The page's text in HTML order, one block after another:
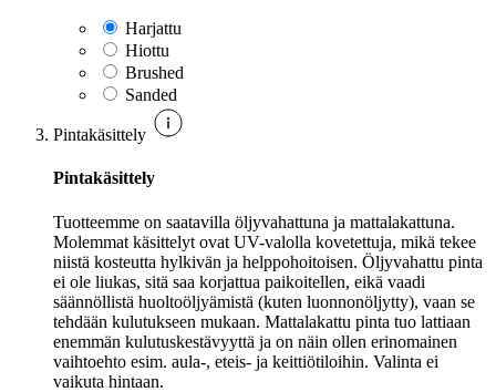
Harjattu
Hiottu
Brushed
Sanded
Pintakäsittely
Pintakäsittely
Tuotteemme on saatavilla öljyvahattuna ja mattalakattuna.
Molemmat käsittelyt ovat UV-valolla kovetettuja, mikä tekee
niistä kosteutta hylkivän ja helppohoitoisen. Öljyvahattu pinta
ei ole liukas, sitä saa korjattua paikoitellen, eikä vaadi
säännöllistä huoltoöljyämistä (kuten luonnonöljytty), vaan se
tehdään kulutukseen mukaan. Mattalakattu pinta tuo lattiaan
enemmän kulutuskestävyyttä ja on näin ollen erinomainen
vaihtoehto esim. aula-, eteis- ja keittiötiloihin. Valinta ei
vaikuta hintaan.